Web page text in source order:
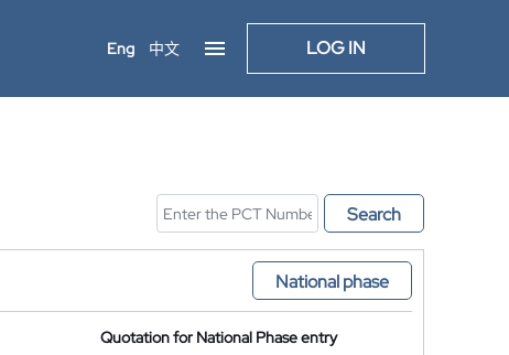
Eng 中文 LOG IN
Search
National phase
Quotation for National Phase entry